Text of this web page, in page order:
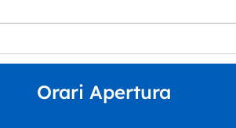
all’Auditorium Orpheus
Orari Apertura